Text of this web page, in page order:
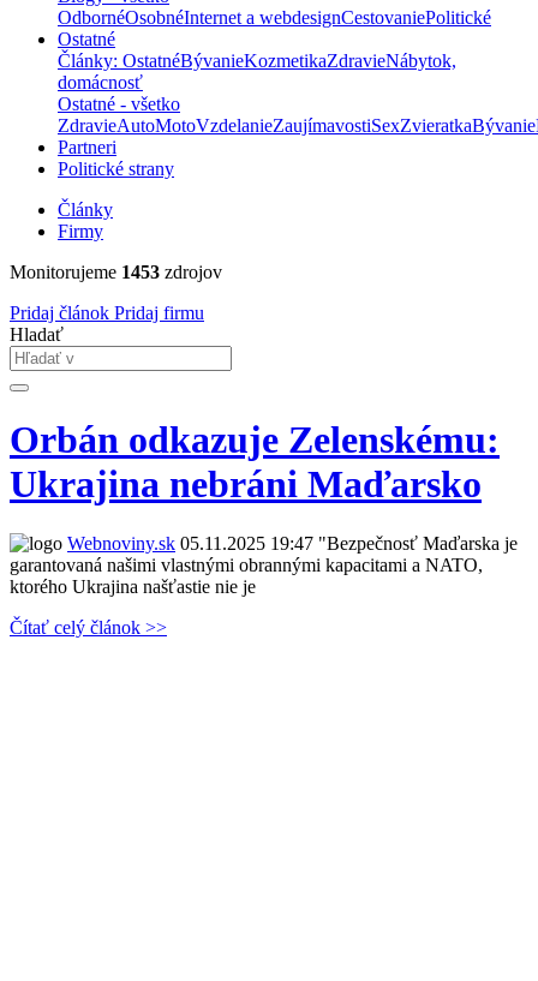
OdbornéOsobnéInternet a webdesignCestovaniePolitické
Ostatné
Články: OstatnéBývanieKozmetikaZdravieNábytok,
domácnosť
Ostatné - všetko
ZdravieAutoMotoVzdelanieZaujímavostiSexZvieratkaBývanie
Partneri
Politické strany
Články
Firmy
Monitorujeme 1453 zdrojov
Pridaj článok Pridaj firmu
Hladať
Orbán odkazuje Zelenskému:
Ukrajina nebráni Maďarsko
Webnoviny.sk 05.11.2025 19:47 "Bezpečnosť Maďarska je
garantovaná našimi vlastnými obrannými kapacitami a NATO,
ktorého Ukrajina našťastie nie je
Čítať celý článok >>